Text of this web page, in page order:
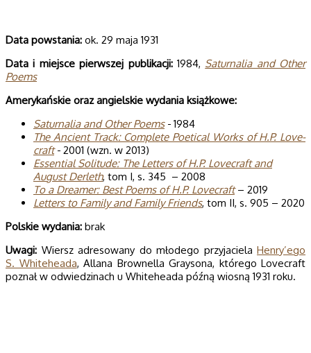
Data powsta­nia: ok. 29 maja 1931
Data i miej­sce pierw­szej publi­ka­cji:1984, Satur­na­lia and Other
Poems
Ame­ry­kań­skie oraz angiel­skie wyda­nia książkowe:
Satur­na­lia and Other Poems- 1984
The Ancient Track: Com­plete Poeti­cal Works of H.P. Love­
craft - 2001 (wzn. w 2013)
Essential Solitude: The Letters of H.P. Lovecraft and
August Derleth, tom I, s. 345 – 2008
To a Dreamer: Best Poems of H.P. Lovecraft– 2019
Letters to Family and Family Friends, tom II, s. 905 – 2020
Pol­skie wydania: brak
Uwagi: Wiersz adresowany do młodego przyjaciela Henry’ego
S. Whiteheada, Allana Brownella Graysona, którego Lovecraft
poznał w odwiedzinach u Whiteheada późną wiosną 1931 roku.